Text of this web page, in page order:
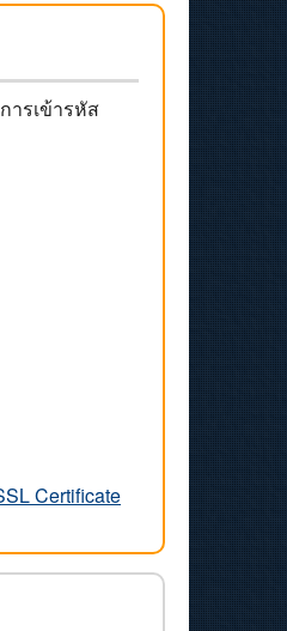
ารเข้ารหัส
Certificate